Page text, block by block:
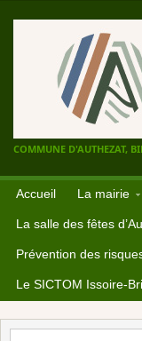
COMMUNE D'AUTHEZAT,
Accueil La mairie
La salle des fêtes
Prévention des
Le SICTOM Issoire-